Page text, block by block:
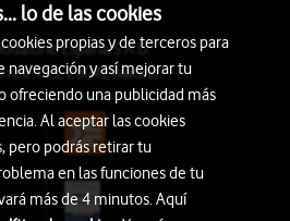
España S.A.U.
115, 28042 Madrid
lo de las cookies
propias y de terceros para
navegación y así mejorar tu
ofreciendo una publicidad más
Al aceptar las cookies
pero podrás retirar tu
en las funciones de tu
más de 4 minutos. Aquí